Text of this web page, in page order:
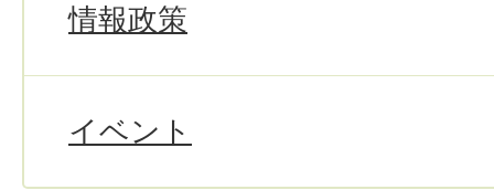
情報政策
イベント